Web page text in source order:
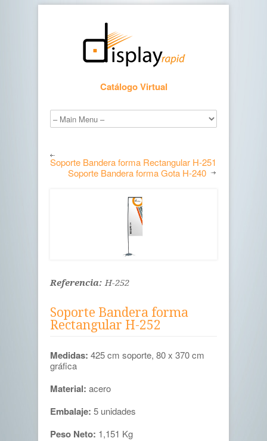
Catálogo Virtual
Soporte Bandera forma Rectangular H-251
Soporte Bandera forma Gota H-240
Referencia: H-252
Soporte Bandera forma
Rectangular H-252
Medidas: 425 cm soporte, 80 x 370 cm
gráfica
Material: acero
Embalaje: 5 unidades
Peso Neto: 1,151 Kg